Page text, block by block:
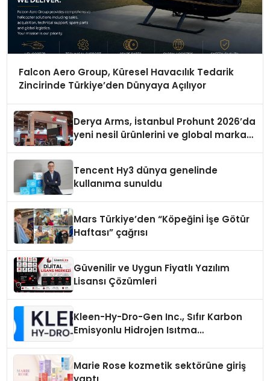
Falcon Aero Group, Küresel Havacılık Tedarik
Zincirinde Türkiye’den Dünyaya Açılıyor
Derya Arms, İstanbul Prohunt 2026’da
yeni nesil ürünlerini ve global marka
Tencent Hy3 dünya genelinde
kullanıma sunuldu
Mars Türkiye’den “Köpeğini İşe Götür
Haftası” çağrısı
Güvenilir ve Uygun Fiyatlı Yazılım
Lisansı Çözümleri
Kleen-Hy-Dro-Gen Inc., Sıfır Karbon
Emisyonlu Hidrojen Isıtma
Marie Rose kozmetik sektörüne giriş